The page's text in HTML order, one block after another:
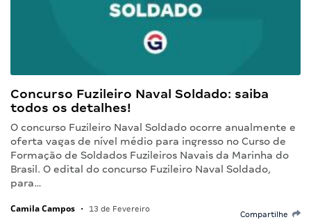
Concurso Fuzileiro Naval Soldado: saiba
todos os detalhes!
O concurso Fuzileiro Naval Soldado ocorre anualmente e
oferta vagas de nível médio para ingresso no Curso de
Formação de Soldados Fuzileiros Navais da Marinha do
Brasil. O edital do concurso Fuzileiro Naval Soldado,
para…
Camila Campos • 13 de Fevereiro
Compartilhe